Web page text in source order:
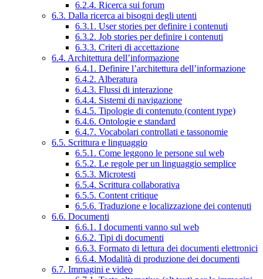
6.2.4. Ricerca sui forum
6.3. Dalla ricerca ai bisogni degli utenti
6.3.1. User stories per definire i contenuti
6.3.2. Job stories per definire i contenuti
6.3.3. Criteri di accettazione
6.4. Architettura dell’informazione
6.4.1. Definire l’architettura dell’informazione
6.4.2. Alberatura
6.4.3. Flussi di interazione
6.4.4. Sistemi di navigazione
6.4.5. Tipologie di contenuto (content type)
6.4.6. Ontologie e standard
6.4.7. Vocabolari controllati e tassonomie
6.5. Scrittura e linguaggio
6.5.1. Come leggono le persone sul web
6.5.2. Le regole per un linguaggio semplice
6.5.3. Microtesti
6.5.4. Scrittura collaborativa
6.5.5. Content critique
6.5.6. Traduzione e localizzazione dei contenuti
6.6. Documenti
6.6.1. I documenti vanno sul web
6.6.2. Tipi di documenti
6.6.3. Formato di lettura dei documenti elettronici
6.6.4. Modalità di produzione dei documenti
6.7. Immagini e video